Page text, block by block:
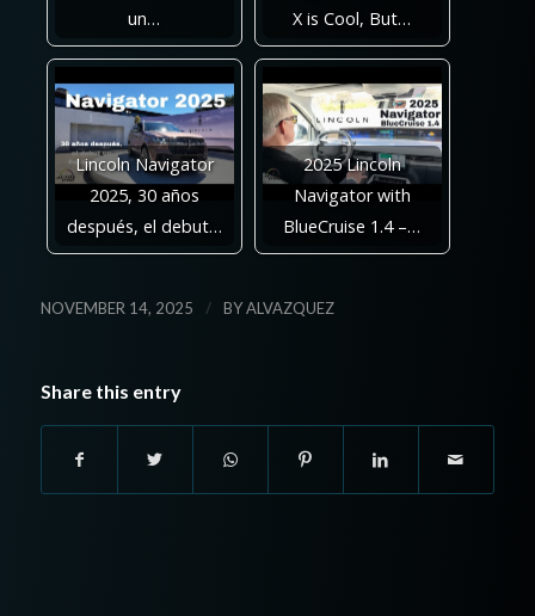
un…
X is Cool, But…
Lincoln Navigator
2025, 30 años
después, el debut…
2025 Lincoln
Navigator with
BlueCruise 1.4 –…
NOVEMBER 14, 2025 / BYALVAZQUEZ
Share this entry